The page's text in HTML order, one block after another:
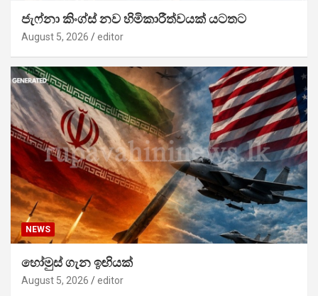
ජැෆ්නා කිංග්ස් නව හිමිකාරීත්වයක් යටතට
August 5, 2026 editor
NEWS
හෝමුස් ගැන ඉඟියක්
August 5, 2026 editor